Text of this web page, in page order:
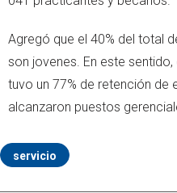
Agregó que el 40% del total
son jovenes. En este
tuvo un 77% de retención de
alcanzaron puestos
servicio